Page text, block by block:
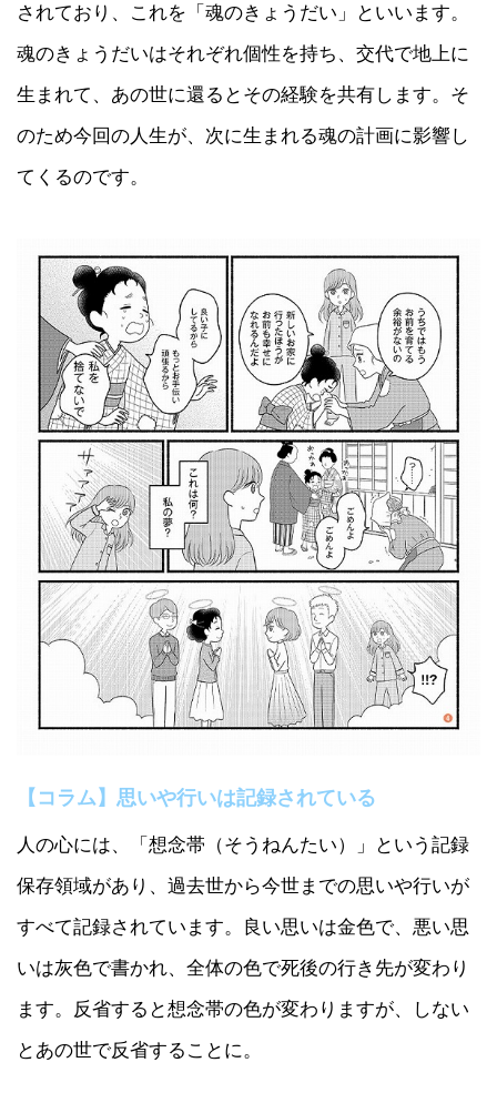
されており、これを「魂のきょうだい」といいます。
魂のきょうだいはそれぞれ個性を持ち、交代で地上に
生まれて、あの世に還るとその経験を共有します。そ
のため今回の人生が、次に生まれる魂の計画に影響し
てくるのです。
【コラム】思いや行いは記録されている
人の心には、「想念帯（そうねんたい）」という記録
保存領域があり、過去世から今世までの思いや行いが
すべて記録されています。良い思いは金色で、悪い思
いは灰色で書かれ、全体の色で死後の行き先が変わり
ます。反省すると想念帯の色が変わりますが、しない
とあの世で反省することに。